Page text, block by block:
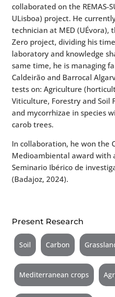
collaborated on the REMAS-
ULisboa) project. He
technician at MED
Zero project, dividing his
laboratory and knowledge
same time, he is managing
Caldeirão and Barrocal
tests on: Agriculture
Viticulture, Forestry and
and mycorrhizae in species
carob trees.
In collaboration, he won the
Medioambiental award with
Seminario Ibérico de
(Badajoz, 2024).
Present Research
Soil Carbon
Mediterranean crops